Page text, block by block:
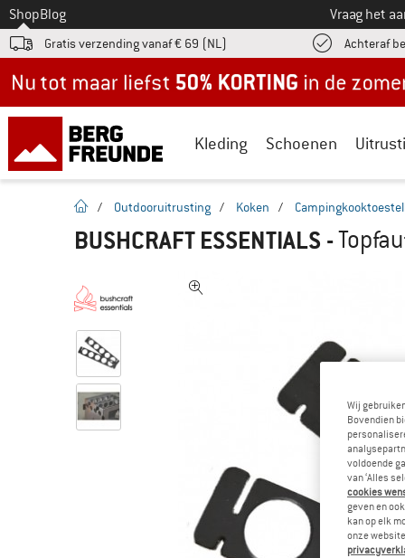
Naar
ShopBlog Vraag het
Gratis verzending vanaf € 69 (NL) Achteraf
Kleding Schoenen
Startpagina
/ Outdooruitrusting / Koken /
BUSHCRAFT ESSENTIALS -
Wij
Bovendien
voldoende
van ‘Alles
cookies
geven en
kan op elk
onze